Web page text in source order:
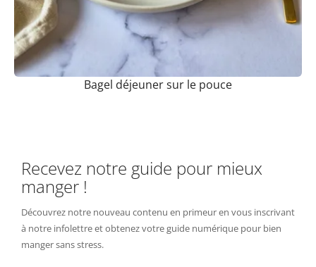
Bagel déjeuner sur le pouce
Recevez notre guide pour mieux
manger !
Découvrez notre nouveau contenu en primeur en vous inscrivant
à notre infolettre et obtenez votre guide numérique pour bien
manger sans stress.